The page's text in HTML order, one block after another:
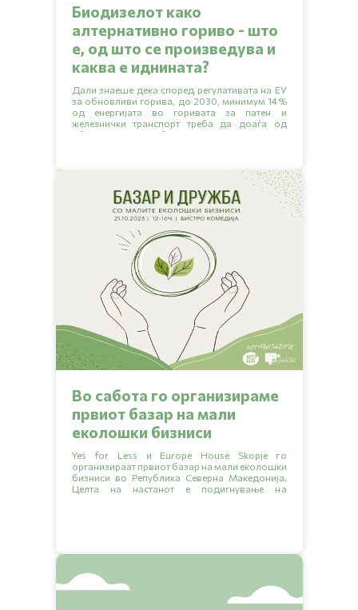
Биодизелот како
алтернативно гориво - што
е, од што се произведува и
каква е иднината?
Дали знаеше дека според регулативата на ЕУ
за обновливи горива, до 2030, минимум 14%
од енергијата во горивата за патен и
железнички транспорт треба да доаѓа од
обновливи извори? Прочитај ја статијата да
Во сабота го организираме
првиот базар на мали
еколошки бизниси
Yes for Less и Europe House Skopje го
организираат првиот базар на мали еколошки
бизниси во Република Северна Македонија.
Целта на настанот е подигнување на